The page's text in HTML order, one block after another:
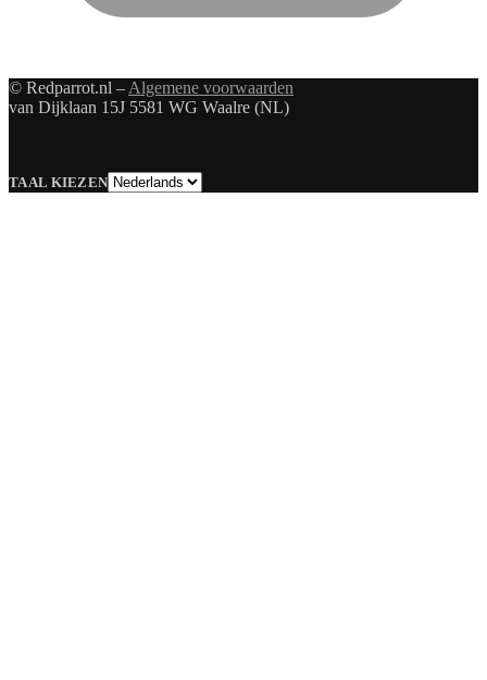
© Redparrot.nl – Algemene voorwaarden
van Dijklaan 15J 5581 WG Waalre (NL)
TAAL KIEZENTaal